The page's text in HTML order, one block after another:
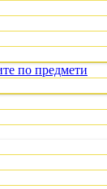
по предмети